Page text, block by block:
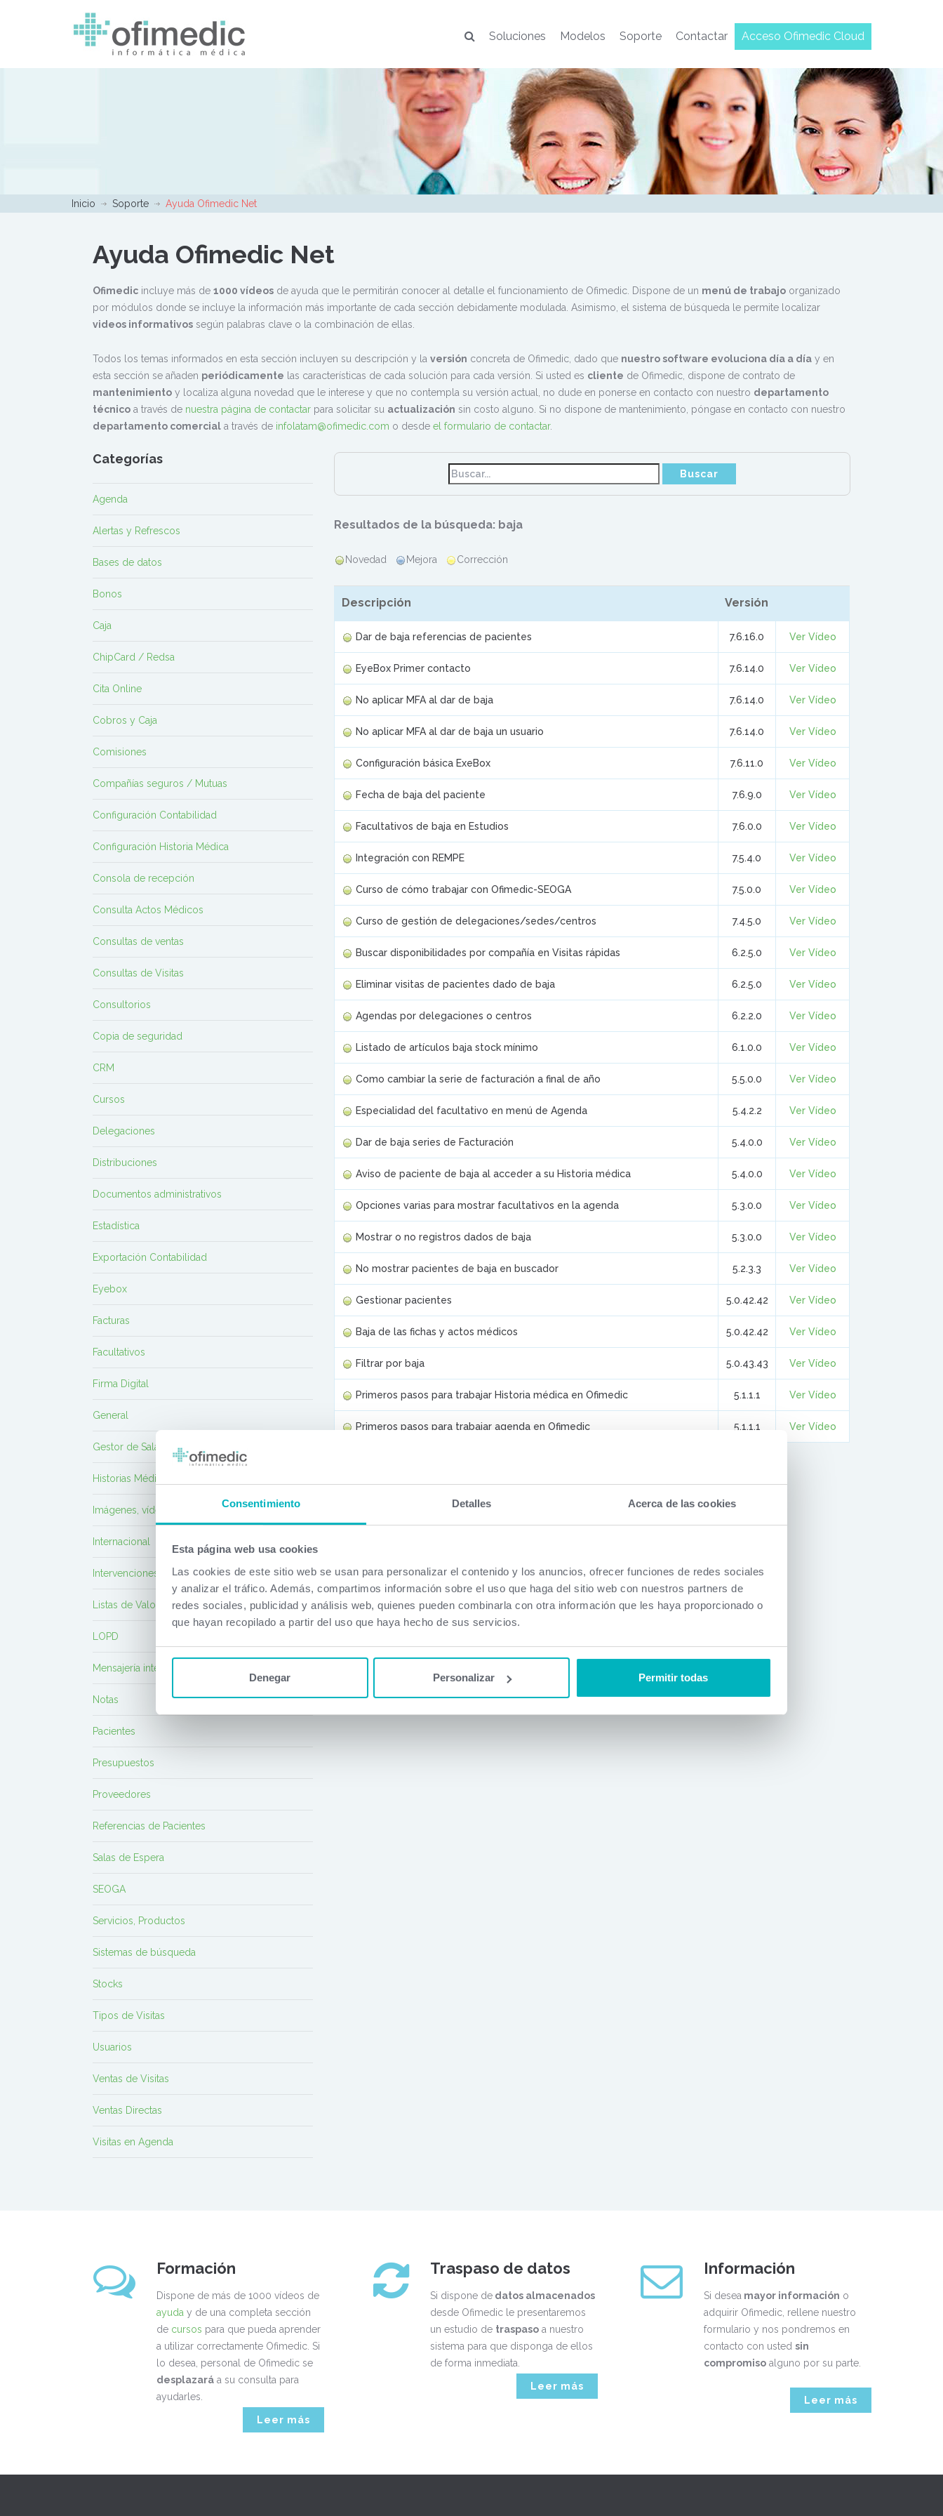
Consentimiento Detalles Acerca de las cookies
Esta página web usa cookies
Las cookies de este sitio web se usan para personalizar el contenido y los anuncios, ofrecer funciones de redes sociales
y analizar el tráfico. Además, compartimos información sobre el uso que haga del sitio web con nuestros partners de
redes sociales, publicidad y análisis web, quienes pueden combinarla con otra información que les haya proporcionado o
que hayan recopilado a partir del uso que haya hecho de sus servicios.
Denegar Personalizar Permitir todas
Soluciones Modelos Soporte Contactar Acceso Ofimedic Cloud
Inicio Soporte Ayuda Ofimedic Net
Ayuda Ofimedic Net
Ofimedic incluye más de 1000 vídeos de ayuda que le permitirán conocer al detalle el funcionamiento de Ofimedic. Dispone de un menú de trabajo organizado
por módulos donde se incluye la información más importante de cada sección debidamente modulada. Asimismo, el sistema de búsqueda le permite localizar
videos informativos según palabras clave o la combinación de ellas.
Todos los temas informados en esta sección incluyen su descripción y la versión concreta de Ofimedic, dado que nuestro software evoluciona día a día y en
esta sección se añaden periódicamente las características de cada solución para cada versión. Si usted es cliente de Ofimedic, dispone de contrato de
mantenimiento y localiza alguna novedad que le interese y que no contempla su versión actual, no dude en ponerse en contacto con nuestro departamento
técnico a través de nuestra página de contactar para solicitar su actualización sin costo alguno. Si no dispone de mantenimiento, póngase en contacto con nuestro
departamento comercial a través de infolatam@ofimedic.com o desde el formulario de contactar.
Categorías
Agenda
Alertas y Refrescos
Bases de datos
Bonos
Caja
ChipCard / Redsa
Cita Online
Cobros y Caja
Comisiones
Compañías seguros / Mutuas
Configuración Contabilidad
Configuración Historia Médica
Consola de recepción
Consulta Actos Médicos
Consultas de ventas
Consultas de Visitas
Consultorios
Copia de seguridad
CRM
Cursos
Delegaciones
Distribuciones
Documentos administrativos
Estadística
Exportación Contabilidad
Eyebox
Facturas
Facultativos
Firma Digital
General
Gestor de Salas de Espera
Historias Médicas
Imágenes, vídeo, DICOM
Internacional
Intervenciones
Listas de Valores
LOPD
Mensajería interna
Notas
Pacientes
Presupuestos
Proveedores
Referencias de Pacientes
Salas de Espera
SEOGA
Servicios, Productos
Sistemas de búsqueda
Stocks
Tipos de Visitas
Usuarios
Ventas de Visitas
Ventas Directas
Visitas en Agenda
Resultados de la búsqueda: baja
Novedad Mejora Corrección
Descripción Versión
Dar de baja referencias de pacientes 7.6.16.0 Ver Vídeo
EyeBox Primer contacto 7.6.14.0 Ver Vídeo
No aplicar MFA al dar de baja 7.6.14.0 Ver Vídeo
No aplicar MFA al dar de baja un usuario 7.6.14.0 Ver Vídeo
Configuración básica ExeBox 7.6.11.0 Ver Vídeo
Fecha de baja del paciente 7.6.9.0 Ver Vídeo
Facultativos de baja en Estudios 7.6.0.0 Ver Vídeo
Integración con REMPE 7.5.4.0 Ver Vídeo
Curso de cómo trabajar con Ofimedic-SEOGA 7.5.0.0 Ver Vídeo
Curso de gestión de delegaciones/sedes/centros 7.4.5.0 Ver Vídeo
Buscar disponibilidades por compañía en Visitas rápidas 6.2.5.0 Ver Vídeo
Eliminar visitas de pacientes dado de baja 6.2.5.0 Ver Vídeo
Agendas por delegaciones o centros 6.2.2.0 Ver Vídeo
Listado de artículos baja stock mínimo 6.1.0.0 Ver Vídeo
Como cambiar la serie de facturación a final de año 5.5.0.0 Ver Vídeo
Especialidad del facultativo en menú de Agenda 5.4.2.2 Ver Vídeo
Dar de baja series de Facturación 5.4.0.0 Ver Vídeo
Aviso de paciente de baja al acceder a su Historia médica 5.4.0.0 Ver Vídeo
Opciones varias para mostrar facultativos en la agenda 5.3.0.0 Ver Vídeo
Mostrar o no registros dados de baja 5.3.0.0 Ver Vídeo
No mostrar pacientes de baja en buscador 5.2.3.3 Ver Vídeo
Gestionar pacientes 5.0.42.42 Ver Vídeo
Baja de las fichas y actos médicos 5.0.42.42 Ver Vídeo
Filtrar por baja 5.0.43.43 Ver Vídeo
Primeros pasos para trabajar Historia médica en Ofimedic 5.1.1.1 Ver Vídeo
Primeros pasos para trabajar agenda en Ofimedic 5.1.1.1 Ver Vídeo
Formación
Dispone de más de 1000 vídeos de
ayuda y de una completa sección
de cursos para que pueda aprender
a utilizar correctamente Ofimedic. Si
lo desea, personal de Ofimedic se
desplazaráa su consulta para
ayudarles.
Leer más
Traspaso de datos
Si dispone dedatos almacenados
desde Ofimedic le presentaremos
un estudio de traspasoa nuestro
sistema para que disponga de ellos
de forma inmediata.
Leer más
Información
Si desea mayor información o
adquirir Ofimedic, rellene nuestro
formulario y nos pondremos en
contacto con usted sin
compromisoalguno por su parte.
Leer más